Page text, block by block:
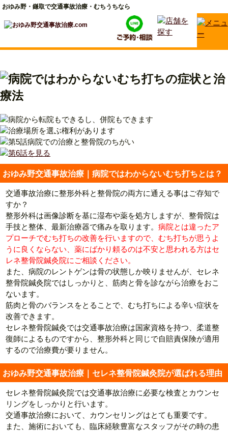
おゆみ野・鎌取で交通事故治療・むちうちなら
おゆみ野交通事故治療｜病院ではわからないむち打ちとは？
交通事故治療に整形外科と整骨院の両方に通える事はご存知で
すか？
整形外科は画像診断を基に湿布や薬を処方しますが、整骨院は
手技と整体、最新治療器で痛みを取ります。病院とは違ったア
プローチでむち打ちの改善を行いますので、むち打ちが思うよ
うに良くならない、薬にばかり頼るのは不安と思われる方はセ
レネ整骨院鍼灸院にご相談ください。
また、病院のレントゲンは骨の状態しか映りませんが、セレネ
整骨院鍼灸院ではしっかりと、筋肉と骨を診ながら治療をおこ
ないます。
筋肉と骨のバランスをとることで、むち打ちによる辛い症状を
改善できます。
セレネ整骨院鍼灸では交通事故治療は国家資格を持つ、柔道整
復師によるものですから、整形外科と同じで自賠責保険が適用
するので治療費が要りません。
おゆみ野交通事故治療｜セレネ整骨院鍼灸院が選ばれる理由
セレネ整骨院鍼灸院では交通事故治療に必要な検査とカウンセ
リングをしっかりと行います。
交通事故治療において、カウンセリングはとても重要です。
また、施術においても、臨床経験豊富なスタッフがその時の患